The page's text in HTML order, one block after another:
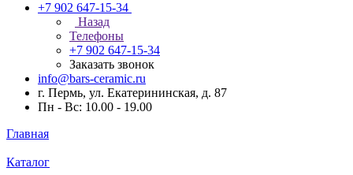
+7 902 647-15-34
Назад
Телефоны
+7 902 647-15-34
Заказать звонок
info@bars-ceramic.ru
г. Пермь, ул. Екатерининская, д. 87
Пн - Вс: 10.00 - 19.00
Главная
Каталог